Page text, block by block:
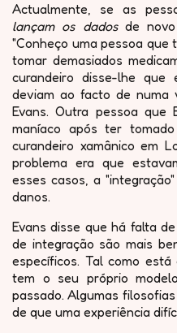
Actualmente, se as
lançam os dadosde novo
"Conheço uma pessoa que
tomar demasiados
curandeiro disse-lhe que
deviam ao facto de numa
Evans. Outra pessoa que
maníaco após ter
curandeiro xamânico em
problema era que
esses casos, a
danos.
Evans disse que há falta
de integração são mais
específicos. Tal como
tem o seu próprio
passado. Algumas
de que uma experiência